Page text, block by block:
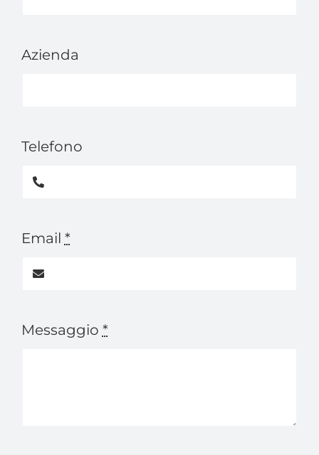
Azienda
Telefono
Email *
Messaggio *